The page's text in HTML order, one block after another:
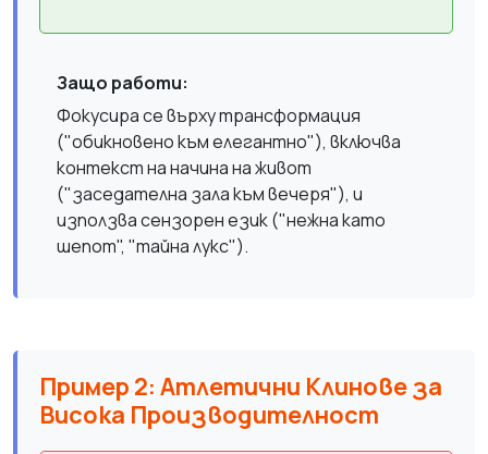
Защо работи:
Фокусира се върху трансформация
("обикновено към елегантно"), включва
контекст на начина на живот
("заседателна зала към вечеря"), и
използва сензорен език ("нежна като
шепот", "тайна лукс").
Пример 2: Атлетични Клинове за
Висока Производителност